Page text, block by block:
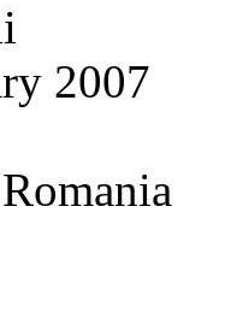
2007